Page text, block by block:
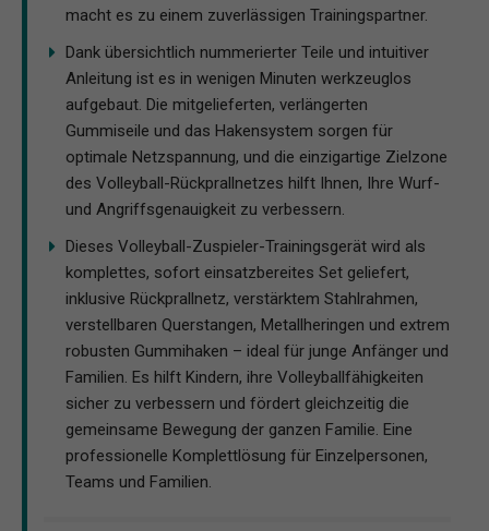
macht es zu einem zuverlässigen Trainingspartner.
Dank übersichtlich nummerierter Teile und intuitiver
Anleitung ist es in wenigen Minuten werkzeuglos
aufgebaut. Die mitgelieferten, verlängerten
Gummiseile und das Hakensystem sorgen für
optimale Netzspannung, und die einzigartige Zielzone
des Volleyball-Rückprallnetzes hilft Ihnen, Ihre Wurf-
und Angriffsgenauigkeit zu verbessern.
Dieses Volleyball-Zuspieler-Trainingsgerät wird als
komplettes, sofort einsatzbereites Set geliefert,
inklusive Rückprallnetz, verstärktem Stahlrahmen,
verstellbaren Querstangen, Metallheringen und extrem
robusten Gummihaken – ideal für junge Anfänger und
Familien. Es hilft Kindern, ihre Volleyballfähigkeiten
sicher zu verbessern und fördert gleichzeitig die
gemeinsame Bewegung der ganzen Familie. Eine
professionelle Komplettlösung für Einzelpersonen,
Teams und Familien.